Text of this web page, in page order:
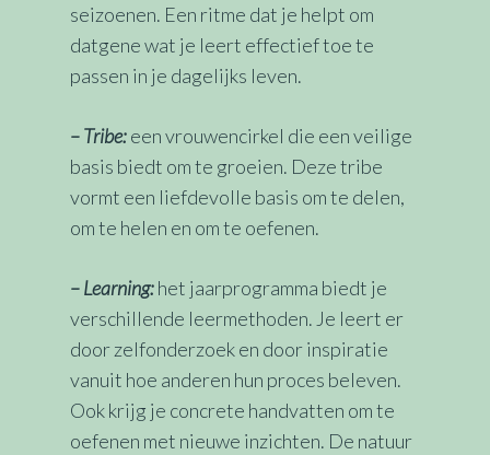
seizoenen. Een ritme dat je helpt om
datgene wat je leert effectief toe te
passen in je dagelijks leven.
– Tribe:een vrouwencirkel die een veilige
basis biedt om te groeien. Deze tribe
vormt een liefdevolle basis om te delen,
om te helen en om te oefenen.
– Learning:het jaarprogramma biedt je
verschillende leermethoden. Je leert er
door zelfonderzoek en door inspiratie
vanuit hoe anderen hun proces beleven.
Ook krijg je concrete handvatten om te
oefenen met nieuwe inzichten. De natuur